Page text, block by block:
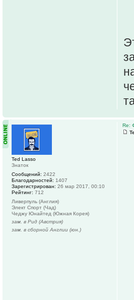
Re:
Ted Lasso
Знаток
Сообщений: 2422
Благодарностей: 1407
Зарегистрирован: 26 мар 2017, 00:10
Рейтинг: 712
Ливерпуль (Англия)
Элект Спорт (Чад)
Чеджу Юнайтед (Южная Корея)
зам. в Рид (Австрия)
зам. в сборной Англии (юн.)